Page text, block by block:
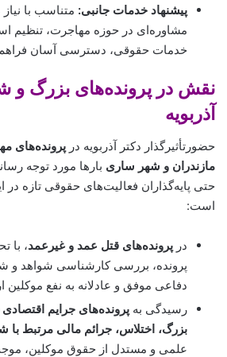
پیشنهاد خدمات جانبی: متناسب با
مشاوره‌ای در حوزه مهاجرت، تنظیم
خدمات حقوقی، دسترسی آسان
نقش در پرونده‌های بزرگ
آذربویه
حضورتأثیرگذار دکتر آذربویه در پرونده‌های
مازندران و شهر ساری بارها مورد توجه
حتی پایه‌گذاران فعالیت‌های حقوقی تازه در
است:
در پرونده‌های قتل عمد و غیرعمد، با
پرونده، بررسی کارشناسی شواهد و
دفاعی موفق و عادلانه به نفع موکلین
رسیدگی به پرونده‌های جرایم
بزرگ، اختلاس، جرائم مالی مرتبط با
علمی و مستدل از حقوق موکلین،